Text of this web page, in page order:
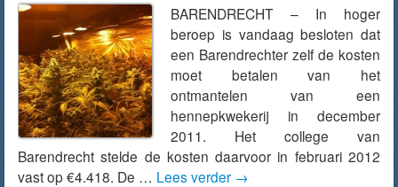
BARENDRECHT – In hoger
beroep is vandaag besloten dat
een Barendrechter zelf de kosten
moet betalen van het
ontmantelen van een
hennepkwekerij in december
2011. Het college van
Barendrecht stelde de kosten daarvoor in februari 2012
vast op €4.418. De … Lees verder →